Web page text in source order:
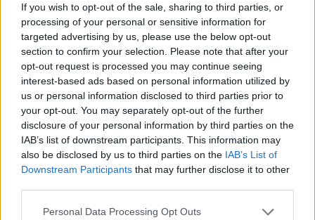
If you wish to opt-out of the sale, sharing to third parties, or
processing of your personal or sensitive information for
targeted advertising by us, please use the below opt-out
section to confirm your selection. Please note that after your
opt-out request is processed you may continue seeing
interest-based ads based on personal information utilized by
us or personal information disclosed to third parties prior to
your opt-out. You may separately opt-out of the further
disclosure of your personal information by third parties on the
IAB’s list of downstream participants. This information may
also be disclosed by us to third parties on the IAB’s List of
Downstream Participants that may further disclose it to other
Please note that this website/app uses one or more Google
Personal Data Processing Opt Outs
@Tīmūr-e Lang: Nehéz vitázni ha nem figyelsz. Azt
írtam készítik elő a kiadási oldal megvágását.
A gazdasági reform része az adózás és a
nyugdíjkérdés is.
A médiatörvényt pedig csak hallomásból fikázod.
Szerintem alapvetően jó.
Az átvett cégek karcsúsítása sem 2 perc. Pont
ezekhez kellenek azok a törvények amik
folyamatosan születnek. Különben horror pénzbe
kerülne. Tudod indoklás nélküli felmondás blabla
Te tényleg el sem olvastad amit írtam?? A fenének
kommentelsz akkor hozzá.
Az etetizmus nem fenyeget hanem bíztat.
Kimondott cél volt mindig a piac korlátlan